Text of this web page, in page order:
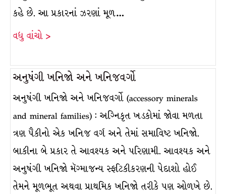
કહે છે. આ પ્રકારનાં ઝરણાં મૂળ…
વધુ વાંચો >
અનુષંગી ખનિજો અને ખનિજવર્ગો
અનુષંગી ખનિજો અને ખનિજવર્ગો (accessory minerals
and mineral families) : અગ્નિકૃત ખડકોમાં જોવા મળતા
ત્રણ પૈકીનો એક ખનિજ વર્ગ અને તેમાં સમાવિષ્ટ ખનિજો.
બાકીના બે પ્રકાર તે આવશ્યક અને પરિણામી. આવશ્યક અને
અનુષંગી ખનિજો મૅગ્માજન્ય સ્ફટિકીકરણની પેદાશો હોઈ
તેમને મૂળભૂત અથવા પ્રાથમિક ખનિજો તરીકે પણ ઓળખે છે.